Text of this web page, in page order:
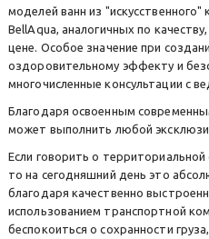
моделей ванн из
BellAqua, аналогичных по
цене. Особое значение при
оздоровительному эффекту и
многочисленные консультации с
Благодаря освоенным
может выполнить любой
Если говорить о
то на сегодняшний день это
благодаря качественно
использованием транспортной
беспокоиться о сохранности